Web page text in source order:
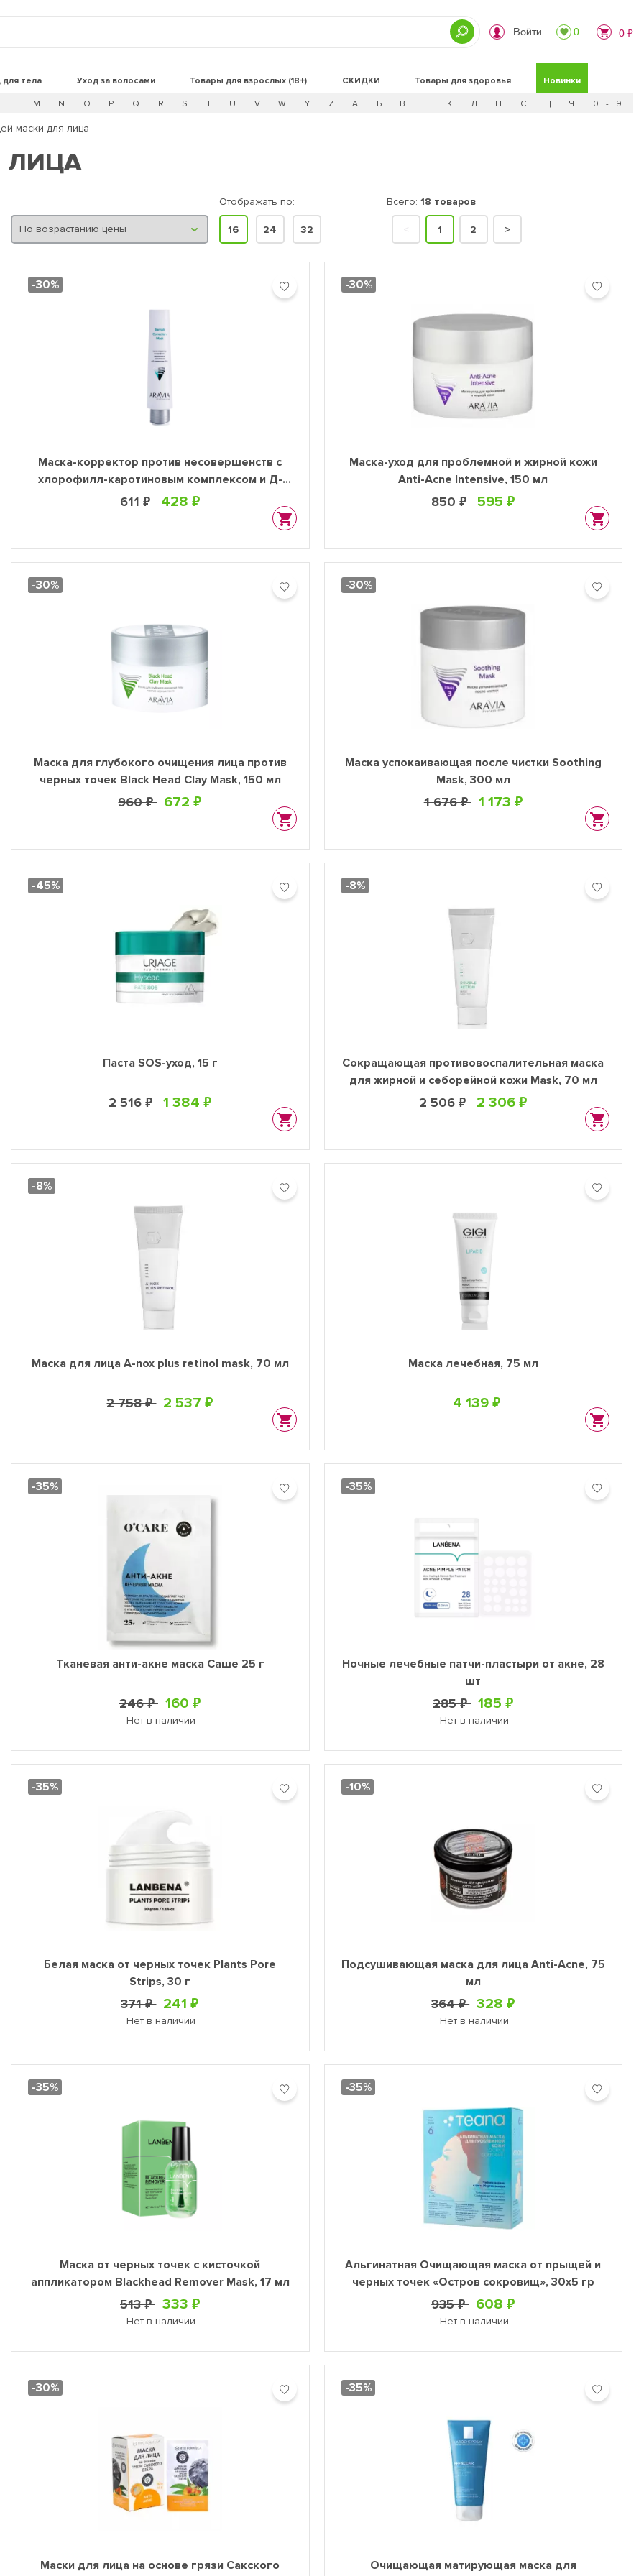
Войти 0 0 ₽
для тела Уход за волосами Товары для взрослых (18+) СКИДКИ Новинки
Товары для здоровья
L M N O P Q R S T U V W Y Z А Б В Г К Л П С Ц Ч 0 - 9
маски для лица
ЛИЦА
Отображать по:
16 24 32
Всего: 18 товаров
1 2 >
-30%
Маска-корректор против несовершенств с
хлорофилл-каротиновым комплексом и Д-
пантенолом (3%) Blemish Correction Mask, 100
611 ₽ 428 ₽
-30%
Маска-уход для проблемной и жирной кожи
Anti-Acne Intensive, 150 мл
850 ₽ 595 ₽
-30%
Маска для глубокого очищения лица против
черных точек Black Head Clay Mask, 150 мл
960 ₽ 672 ₽
-30%
Маска успокаивающая после чистки Soothing
Mask, 300 мл
1 676 ₽ 1 173 ₽
-45%
Паста SOS-уход, 15 г
2 516 ₽ 1 384 ₽
-8%
Сокращающая противовоспалительная маска
для жирной и себорейной кожи Mask, 70 мл
2 506 ₽ 2 306 ₽
-8%
Маска для лица A-nox plus retinol mask, 70 мл
2 758 ₽ 2 537 ₽
Mаска лечебная, 75 мл
4 139 ₽
-35%
Тканевая анти-акне маска Саше 25 г
246 ₽ 160 ₽
Нет в наличии
-35%
Ночные лечебные патчи-пластыри от акне, 28
шт
285 ₽ 185 ₽
Нет в наличии
-35%
Белая маска от черных точек Plants Pore
Strips, 30 г
371 ₽ 241 ₽
Нет в наличии
-10%
Подсушивающая маска для лица Anti-Acne, 75
мл
364 ₽ 328 ₽
Нет в наличии
-35%
Маска от черных точек с кисточкой
аппликатором Blackhead Remover Mask, 17 мл
513 ₽ 333 ₽
Нет в наличии
-35%
Альгинатная Очищающая маска от прыщей и
черных точек «Остров сокровищ», 30х5 гр
935 ₽ 608 ₽
Нет в наличии
-30%
Маски для лица на основе грязи Сакского
-35%
Очищающая матирующая маска для